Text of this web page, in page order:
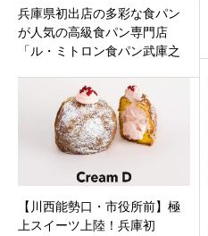
兵庫県初出店の多彩な食パン
が人気の高級食パン専門店
「ル・ミトロン食パン武庫之
12月8日プレオープン！
【川西能勢口・市役所前】極
上スイーツ上陸！兵庫初